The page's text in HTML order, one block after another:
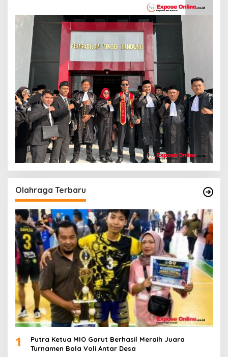
Olahraga Terbaru
1
Putra Ketua MIO Garut Berhasil Meraih Juara
Turnamen Bola Voli Antar Desa